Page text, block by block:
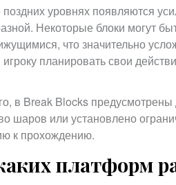
уровнях появляются
Некоторые блоки могут
что значительно
планировать свои
в Break Blocks
шаров или установлено
к прохождению.
платформ